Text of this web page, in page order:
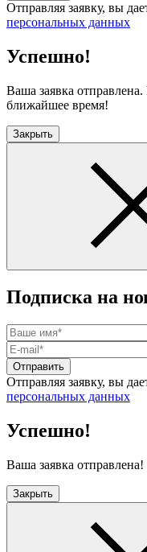
Отправляя заявку, вы
персональных данных
Успешно!
Ваша заявка
ближайшее время!
Закрыть
Подписка на
Отправить
Отправляя заявку, вы
персональных данных
Успешно!
Ваша заявка отправлена!
Закрыть